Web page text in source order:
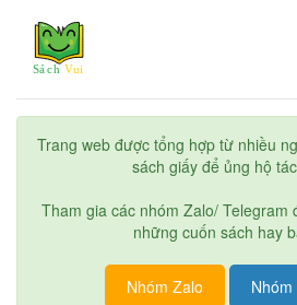
Trang web được tổng hợp từ nhiều
sách giấy để ủng hộ
Tham gia các nhóm Zalo/ Telegram
những cuốn sách hay
Nhóm Zalo